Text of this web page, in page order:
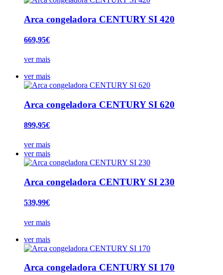
Arca congeladora CENTURY SI 420
669,95€
ver mais
ver mais
Arca congeladora CENTURY SI 620
899,95€
ver mais
ver mais
Arca congeladora CENTURY SI 230
539,99€
ver mais
ver mais
Arca congeladora CENTURY SI 170